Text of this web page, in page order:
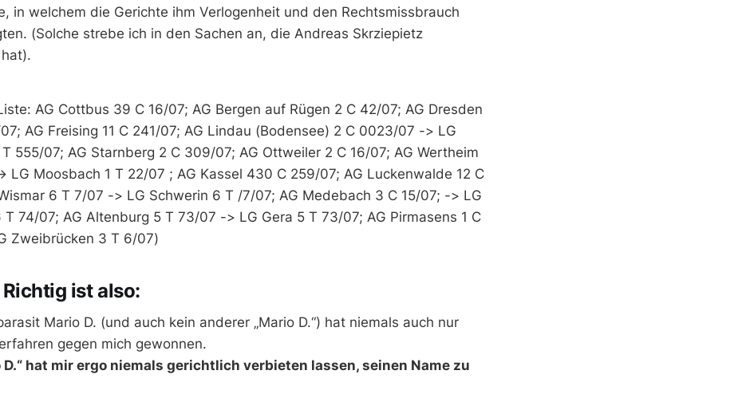
in welchem die Gerichte ihm Verlogenheit und den Rechtsmissbrauch
(Solche strebe ich in den Sachen an, die Andreas Skrziepietz
AG Cottbus 39 C 16/07; AG Bergen auf Rügen 2 C 42/07; AG Dresden
AG Freising 11 C 241/07; AG Lindau (Bodensee) 2 C 0023/07 -> LG
555/07; AG Starnberg 2 C 309/07; AG Ottweiler 2 C 16/07; AG Wertheim
LG Moosbach 1 T 22/07 ; AG Kassel 430 C 259/07; AG Luckenwalde 12 C
6 T 7/07 -> LG Schwerin 6 T /7/07; AG Medebach 3 C 15/07; -> LG
T 74/07; AG Altenburg 5 T 73/07 -> LG Gera 5 T 73/07; AG Pirmasens 1 C
Zweibrücken 3 T 6/07)
ist also:
Mario D. (und auch kein anderer „Mario D.“) hat niemals auch nur
gegen mich gewonnen.
D.“ hat mir ergo niemals gerichtlich verbieten lassen, seinen Name zu